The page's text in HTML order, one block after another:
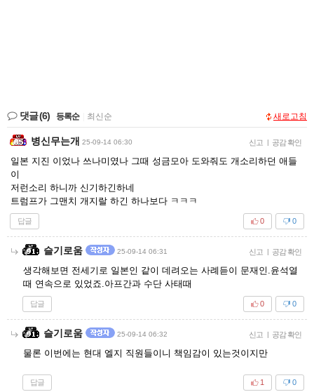
댓글(6) 등록순 최신순 새로고침
병신무는개 25-09-14 06:30 신고 | 공감 확인
일본 지진 이었나 쓰나미였나 그때 성금모아 도와줘도 개소리하던 애들
이
저런소리 하니까 신기하긴하네
트럼프가 그맨치 개지랄 하긴 하나보다 ㅋㅋㅋ
답글 0
0
슬기로움 25-09-14 06:31 신고 | 공감 확인
생각해보면 전세기로 일본인 같이 데려오는 사례듣이 문재인.윤석열
때 연속으로 있었죠.아프간과 수단 사태때
답글 0
0
슬기로움 25-09-14 06:32 신고 | 공감 확인
물론 이번에는 현대 엘지 직원들이니 책임감이 있는것이지만
답글 0
1